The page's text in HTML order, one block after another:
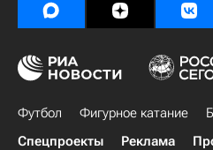
Футбол Фигурное катание
Спецпроекты
Реклама